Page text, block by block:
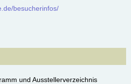
besucherinfos/
und Ausstellerverzeichnis